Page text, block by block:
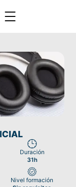
Duración
31h
Nivel formación